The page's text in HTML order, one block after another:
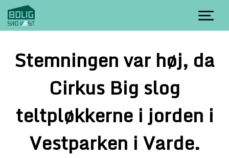
Spring til indhold
Stemningen var høj, da
Cirkus Big slog
teltpløkkerne i jorden i
Vestparken i Varde.